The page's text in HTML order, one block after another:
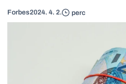
Forbes2024. 4. 2. perc